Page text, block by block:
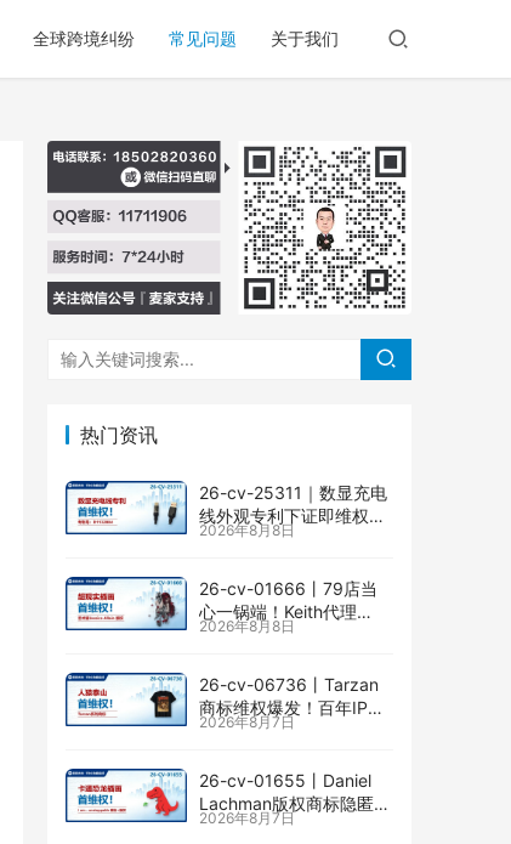
全球跨境纠纷 常见问题 关于我们
热门资讯
26-cv-25311｜数显充电
线外观专利下证即维权，
71店涉案面临TRO冻结风
2026年8月8日
26-cv-01666㇑79店当
心一锅端！Keith代理
Jessica Allain已出手，卖
2026年8月8日
26-cv-06736㇑Tarzan
商标维权爆发！百年IP下
场TRO横扫多个类目
2026年8月7日
26-cv-01655㇑Daniel
Lachman版权商标隐匿维
权，I am… unstoppable
2026年8月7日